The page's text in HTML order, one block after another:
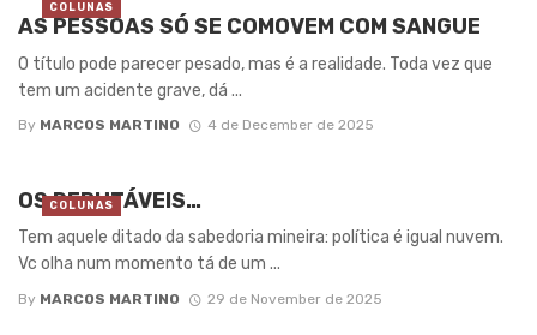
AS PESSOAS SÓ SE COMOVEM COM SANGUE
O título pode parecer pesado, mas é a realidade. Toda vez que
tem um acidente grave, dá ...
By MARCOS MARTINO 4 de December de 2025
COLUNAS
OS DEPUTÁVEIS…
Tem aquele ditado da sabedoria mineira: política é igual nuvem.
Vc olha num momento tá de um ...
By MARCOS MARTINO 29 de November de 2025
COLUNAS